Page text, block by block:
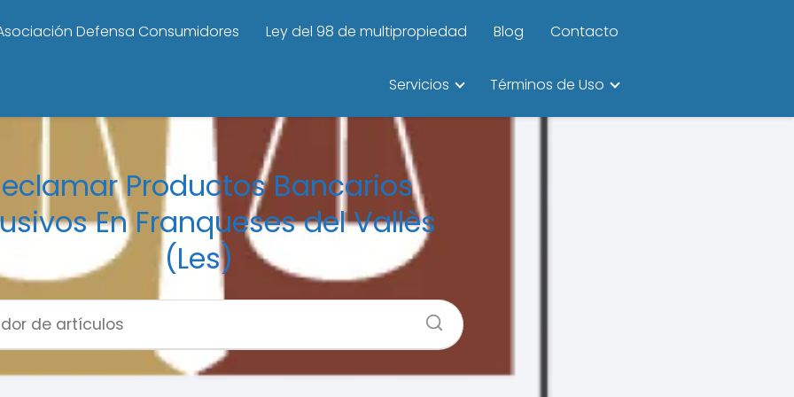
Defensa Consumidores Ley del 98 de multipropiedad Blog Contacto
Servicios Términos de Uso
Productos Bancarios
En Franqueses del Vallès
(Les)